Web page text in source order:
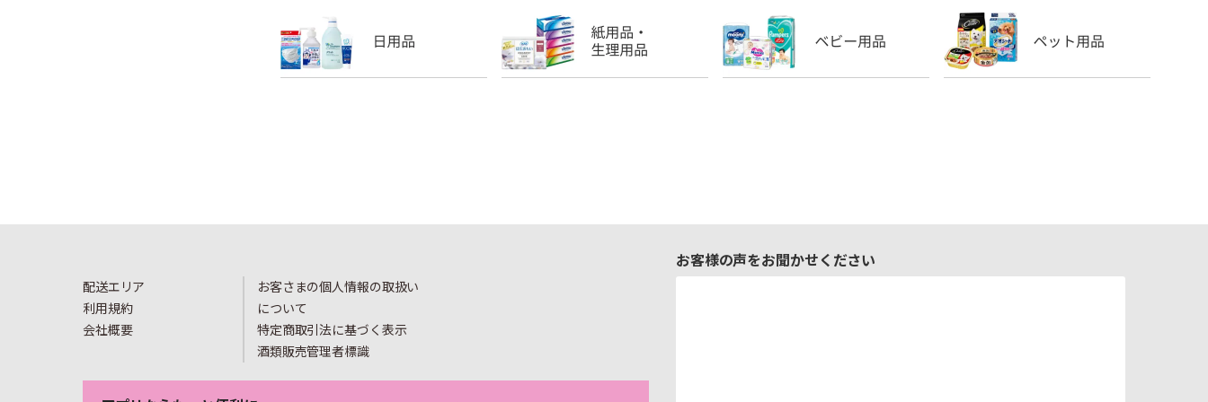
配送エリア
利用規約
会社概要
お客さまの個人情報の取扱い
について
特定商取引法に基づく表示
酒類販売管理者標識
お客様の声をお聞かせください